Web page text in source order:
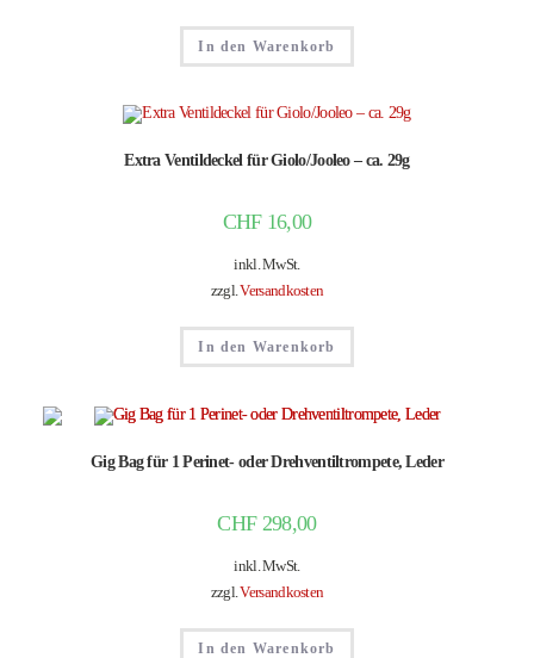
In den Warenkorb
Extra Ventildeckel für Giolo/Jooleo – ca. 29g
CHF16,00
inkl. MwSt.
zzgl.Versandkosten
In den Warenkorb
Gig Bag für 1 Perinet- oder Drehventiltrompete, Leder
CHF298,00
inkl. MwSt.
zzgl.Versandkosten
In den Warenkorb